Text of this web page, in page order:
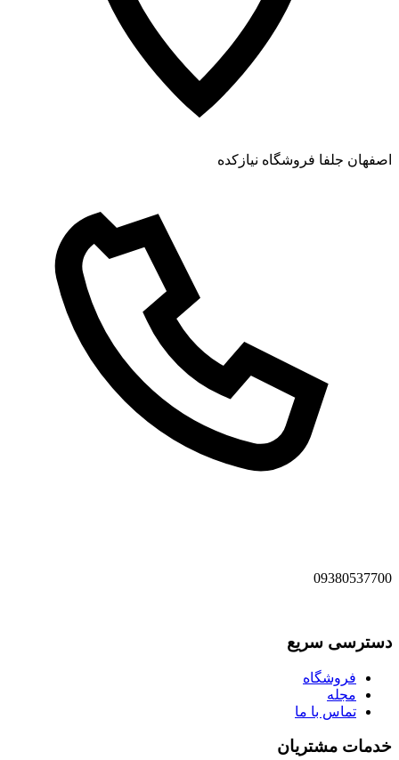
اصفهان جلفا فروشگاه نیازکده
09380537700
دسترسی سریع
فروشگاه
مجله
تماس با ما
خدمات مشتریان